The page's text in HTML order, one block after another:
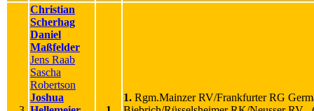
Christian
Scherhag
Daniel
Maßfelder
Jens Raab
Sascha
Robertson
Joshua
1. Rgm.Mainzer RV/Frankfurter RG